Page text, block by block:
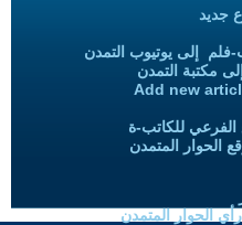
جديد
فلم إلى يوتيوب التمدن
مكتبة التمدن
Add new
الفرعي للكاتب-ة
الحوار المتمدن
الحوار المتمدن